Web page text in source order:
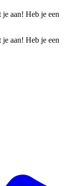
aan! Heb je een
aan! Heb je een